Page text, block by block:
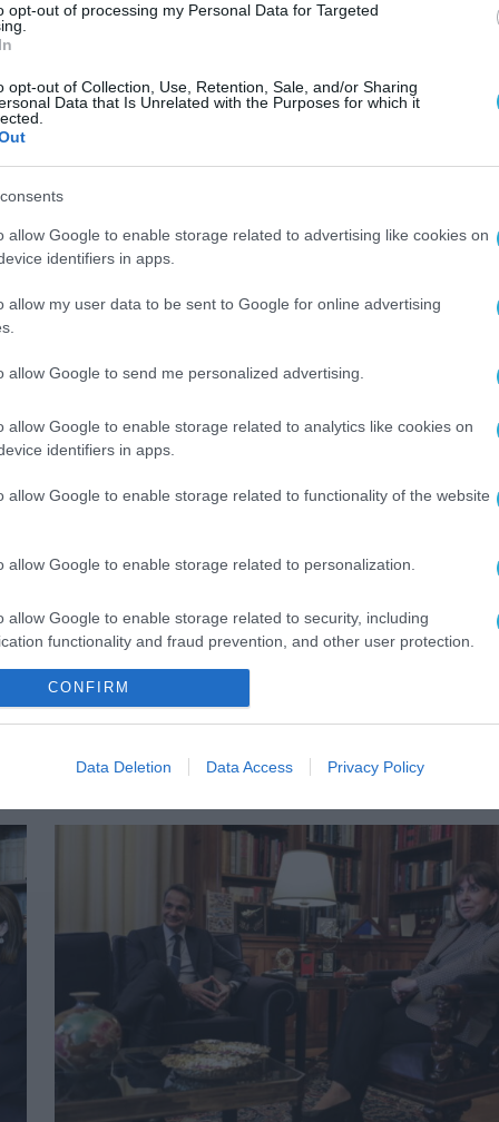
opt-out of processing my Personal Data for Targeted
opt-out of Collection, Use, Retention, Sale, and/or Sharing
Data that Is Unrelated with the Purposes for which it
allow Google to enable storage related to advertising like cookies on
identifiers in apps.
allow my user data to be sent to Google for online advertising
allow Google to send me personalized advertising.
allow Google to enable storage related to analytics like cookies on
identifiers in apps.
allow Google to enable storage related to functionality of the website
allow Google to enable storage related to personalization.
allow Google to enable storage related to security, including
functionality and fraud prevention, and other user protection.
CONFIRM
Data Deletion Data Access Privacy Policy
ΠΟΛΙΤΙΚΗ
Ερντογάν σε Σακελλαροπούλου:
Καλύτερα να μιλάμε βλέποντας
ποτήρι μισογεμάτο
Ορκίστηκε η νέα κυβέρνηση
27.06.2023